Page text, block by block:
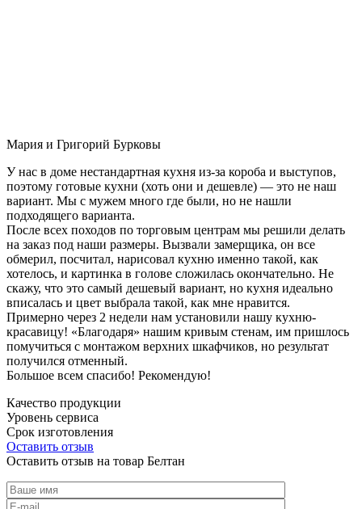
Мария и Григорий Бурковы
У нас в доме нестандартная кухня из-за короба и выступов,
поэтому готовые кухни (хоть они и дешевле) — это не наш
вариант. Мы с мужем много где были, но не нашли
подходящего варианта.
После всех походов по торговым центрам мы решили делать
на заказ под наши размеры. Вызвали замерщика, он все
обмерил, посчитал, нарисовал кухню именно такой, как
хотелось, и картинка в голове сложилась окончательно. Не
скажу, что это самый дешевый вариант, но кухня идеально
вписалась и цвет выбрала такой, как мне нравится.
Примерно через 2 недели нам установили нашу кухню-
красавицу! «Благодаря» нашим кривым стенам, им пришлось
помучиться с монтажом верхних шкафчиков, но результат
получился отменный.
Большое всем спасибо! Рекомендую!
Качество продукции
Уровень сервиса
Срок изготовления
Оставить отзыв
Оставить отзыв на товар Белтан